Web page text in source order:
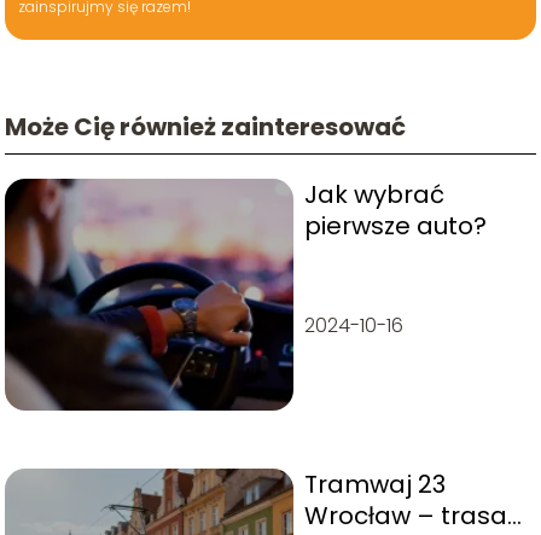
zainspirujmy się razem!
Może Cię również zainteresować
Jak wybrać
pierwsze auto?
2024-10-16
Tramwaj 23
Wrocław – trasa,